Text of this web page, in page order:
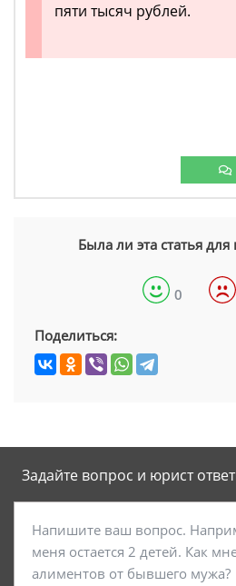
пяти тысяч рублей.
Была ли эта статья для
0
Поделиться:
Задайте вопрос и юрист